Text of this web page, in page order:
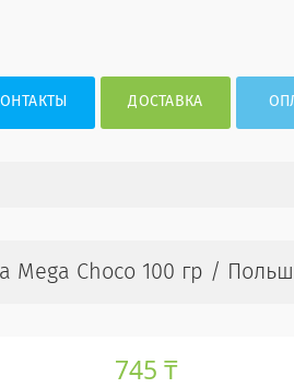
ДОСТАВКА
Mega Choco 100 гр /
745 ₸